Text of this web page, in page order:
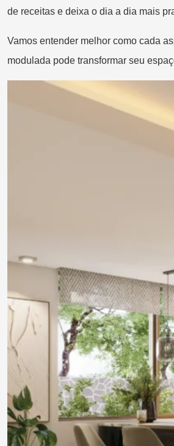
de receitas e deixa o dia a dia mais
Vamos entender melhor como cada
modulada pode transformar seu